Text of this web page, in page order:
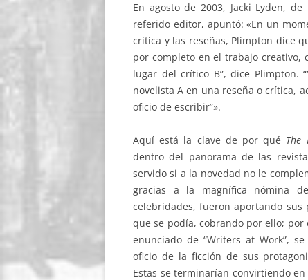
En agosto de 2003, Jacki Lyden,
referido editor, apuntó: «En un
crítica y las reseñas, Plimpton dice
por completo en el trabajo creativo,
lugar del crítico B”, dice Plimpton.
novelista A en una reseña o crítica,
oficio de escribir”».
Aquí está la clave de por qué The
dentro del panorama de las
servido si a la novedad no le
gracias a la magnífica nómina
celebridades, fueron aportando sus
que se podía, cobrando por ello;
enunciado de “Writers at Work”,
oficio de la ficción de sus
Estas se terminarían convirtiendo